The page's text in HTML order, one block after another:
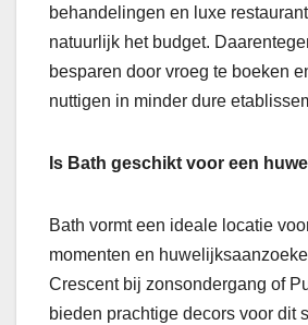
behandelingen en luxe
natuurlijk het budget.
besparen door vroeg te boeken
nuttigen in minder dure
Is Bath geschikt voor een
Bath vormt een ideale locatie
momenten en
Crescent bij zonsondergang of
bieden prachtige decors voor dit